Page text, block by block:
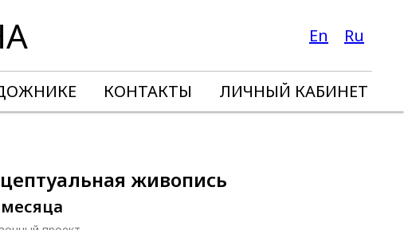
En Ru
КОНТАКТЫ ЛИЧНЫЙ КАБИНЕТ
живопись